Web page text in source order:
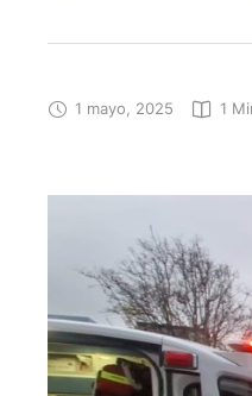
1 mayo, 2025 1